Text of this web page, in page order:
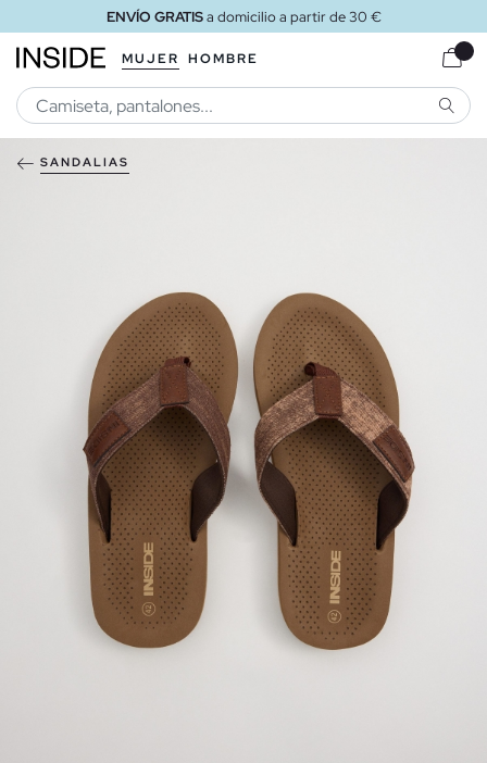
ENVÍO GRATISa domicilio a partir de 30 €
MUJER HOMBRE
SANDALIAS